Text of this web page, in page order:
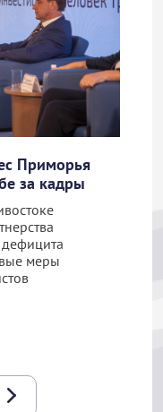
Приморья
за кадры
меры